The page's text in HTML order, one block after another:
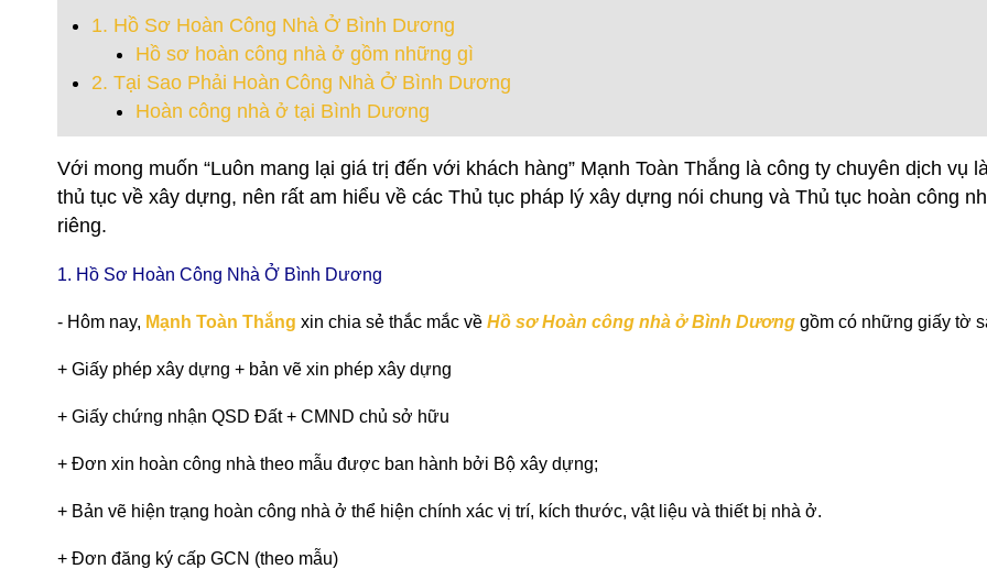
1. Hồ Sơ Hoàn Công Nhà Ở Bình Dương
Hồ sơ hoàn công nhà ở gồm những gì
2. Tại Sao Phải Hoàn Công Nhà Ở Bình Dương
Hoàn công nhà ở tại Bình Dương
Với mong muốn “Luôn mang lại giá trị đến với khách hàng” Mạnh Toàn Thắng là công ty chuyên dịch vụ
thủ tục về xây dựng, nên rất am hiểu về các Thủ tục pháp lý xây dựng nói chung và Thủ tục hoàn công
riêng.
1. Hồ Sơ Hoàn Công Nhà Ở Bình Dương
- Hôm nay, Mạnh Toàn Thắng xin chia sẻ thắc mắc về Hồ sơ Hoàn công nhà ở Bình Dương gồm có những giấy tờ
+ Giấy phép xây dựng + bản vẽ xin phép xây dựng
+ Giấy chứng nhận QSD Đất + CMND chủ sở hữu
+ Đơn xin hoàn công nhà theo mẫu được ban hành bởi Bộ xây dựng;
+ Bản vẽ hiện trạng hoàn công nhà ở thể hiện chính xác vị trí, kích thước, vật liệu và thiết bị nhà ở.
+ Đơn đăng ký cấp GCN (theo mẫu)